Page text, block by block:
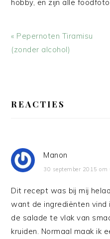
hobby, en zijn alle
Vorig
bericht:
« Pepernoten Tiramisu
(zonder alcohol)
INTERACTIES
REACTIES
Manon
30 september 2015 om
Dit recept was bij mij
want de ingrediënten vind
de salade te vlak van
kruiden. Normaal maak ik